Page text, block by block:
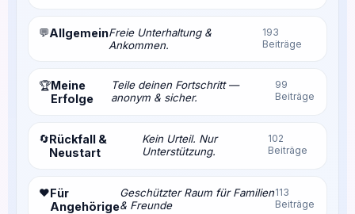
💬AllgemeinFreie Unterhaltung &
Ankommen.
193
Beiträge
🏆Meine
Erfolge
Teile deinen Fortschritt —
anonym & sicher.
99
Beiträge
🔄Rückfall &
Neustart
Kein Urteil. Nur
Unterstützung.
102
Beiträge
❤️Für
Angehörige
Geschützter Raum für Familien
& Freunde
113
Beiträge